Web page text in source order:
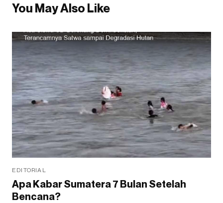
You May Also Like
EDITORIAL
Apa Kabar Sumatera 7 Bulan Setelah
Bencana?